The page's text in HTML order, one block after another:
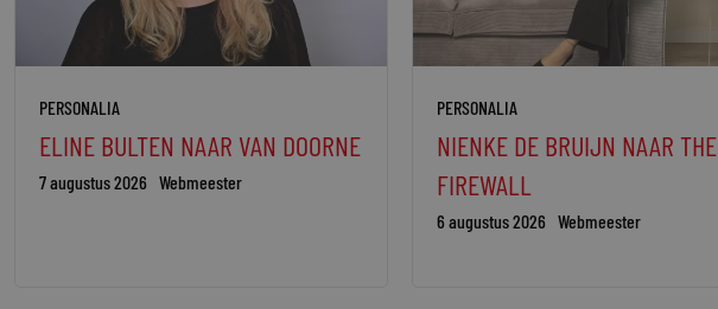
PERSONALIA
ELINE BULTEN NAAR VAN DOORNE
7 augustus 2026 Webmeester
PERSONALIA
NIENKE DE BRUIJN NAAR THE
FIREWALL
6 augustus 2026 Webmeester